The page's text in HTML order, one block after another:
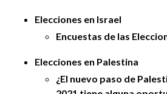
Elecciones en Israel
Encuestas de las
Elecciones en Palestina
¿El nuevo paso de